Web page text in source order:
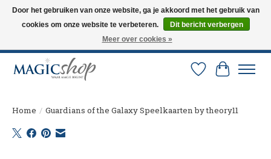
Altijd de nieuwste trucs op voorraad. Snelle verzending via PostNL en DHL.
Langskomen in onze winkel? Bel of mail om een afspraak te maken. 0251-
Verlanglijst
Home / Guardians of the Galaxy Speelkaarten by theory11
Door het gebruiken van onze website, ga je akkoord met het gebruik van
cookies om onze website te verbeteren.
Dit bericht verbergen
Meer over cookies »